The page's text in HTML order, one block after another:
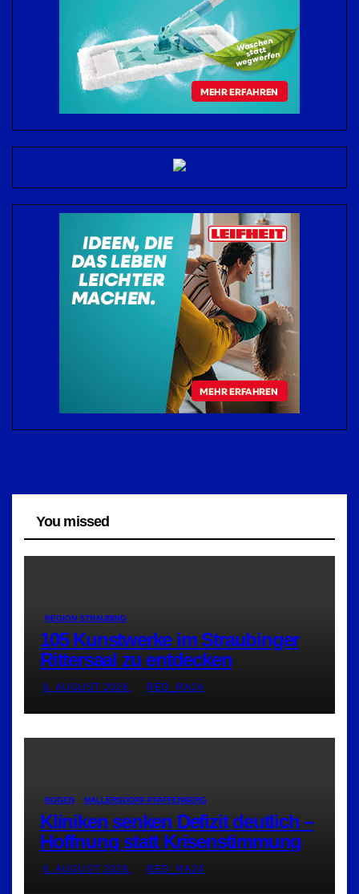
You missed
REGION STRAUBING
105 Kunstwerke im Straubinger
Rittersaal zu entdecken
6. AUGUST 2026 RED_RA24
BOGEN MALLERSDORF-PFAFFENBERG
Kliniken senken Defizit deutlich –
Hoffnung statt Krisenstimmung
6. AUGUST 2026 RED_RA24